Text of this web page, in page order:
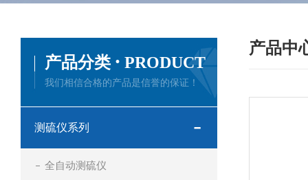
产品中
产品分类 · PRODUCT
我们相信合格的产品是信誉的保证！
测硫仪系列
全自动测硫仪